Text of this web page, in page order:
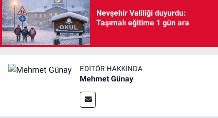
Nevşehir Valiliği duyurdu:
Taşımalı eğitime 1 gün ara
EDITÖR HAKKINDA
Mehmet Günay